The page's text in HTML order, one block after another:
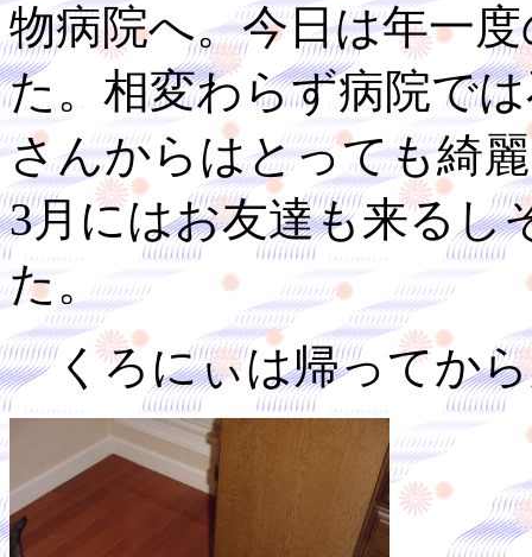
物病院へ。今日は年一
た。相変わらず病院で
さんからはとっても綺
3月にはお友達も来るし
た。
くろにぃは帰ってから